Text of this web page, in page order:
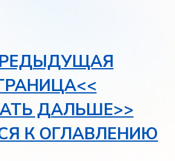
ДАЛЬШЕ>>
К ОГЛАВЛЕНИЮ